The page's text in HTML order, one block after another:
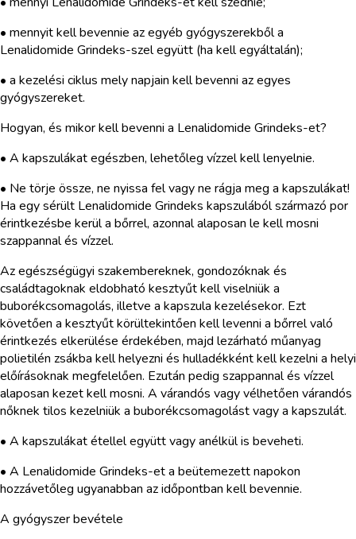
• mennyit kell bevennie az egyéb gyógyszerekből a
Lenalidomide Grindeks-szel együtt (ha kell egyáltalán);
• a kezelési ciklus mely napjain kell bevenni az egyes
gyógyszereket.
Hogyan, és mikor kell bevenni a Lenalidomide Grindeks-et?
• A kapszulákat egészben, lehetőleg vízzel kell lenyelnie.
• Ne törje össze, ne nyissa fel vagy ne rágja meg a kapszulákat!
Ha egy sérült Lenalidomide Grindeks kapszulából származó por
érintkezésbe kerül a bőrrel, azonnal alaposan le kell mosni
szappannal és vízzel.
Az egészségügyi szakembereknek, gondozóknak és
családtagoknak eldobható kesztyűt kell viselniük a
buborékcsomagolás, illetve a kapszula kezelésekor. Ezt
követően a kesztyűt körültekintően kell levenni a bőrrel való
érintkezés elkerülése érdekében, majd lezárható műanyag
polietilén zsákba kell helyezni és hulladékként kell kezelni a helyi
előírásoknak megfelelően. Ezután pedig szappannal és vízzel
alaposan kezet kell mosni. A várandós vagy vélhetően várandós
nőknek tilos kezelniük a buborékcsomagolást vagy a kapszulát.
• A kapszulákat étellel együtt vagy anélkül is beveheti.
• A Lenalidomide Grindeks-et a beütemezett napokon
hozzávetőleg ugyanabban az időpontban kell bevennie.
A gyógyszer bevétele